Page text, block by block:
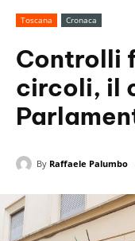
Toscana Cronaca
Controlli
circoli, il
By Raffaele Palumbo